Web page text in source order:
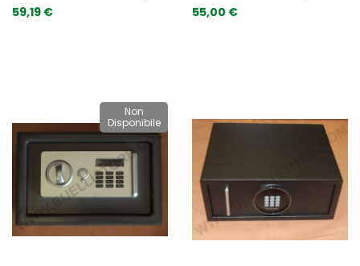
59,19 €
55,00 €
Non
Disponibile